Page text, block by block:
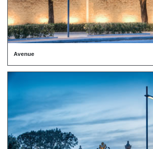
Avenue